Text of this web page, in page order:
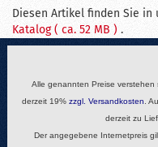
Diesen Artikel finden Sie in
Katalog ( ca. 52 MB ) .
Alle genannten Preise verstehen
derzeit 19% zzgl. Versandkosten.
derzeit zu
Der angegebene Internetpreis